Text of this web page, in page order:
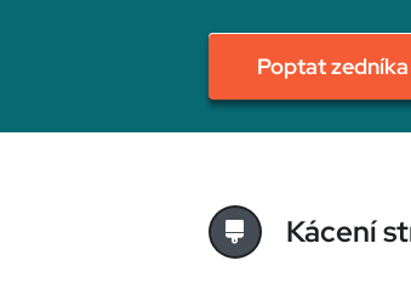
Poptat zedníka
Kácení